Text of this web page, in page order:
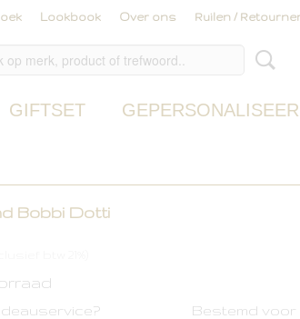
Lookbook Over ons Ruilen /
GIFTSET
Bobbi Dotti
Bestemd voor